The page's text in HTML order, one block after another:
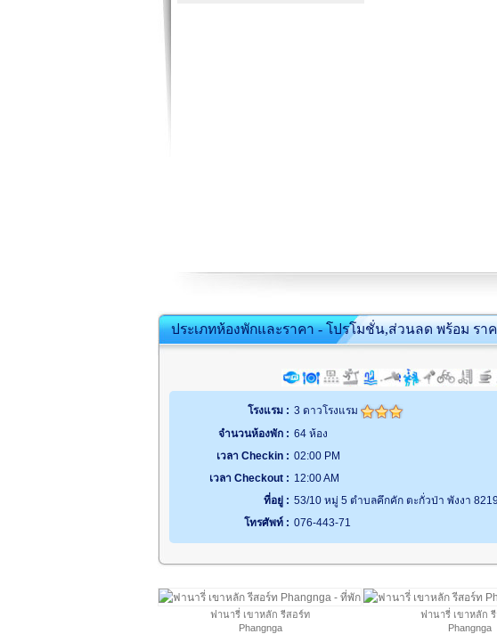
ประเภทห้องพักและราคา - โปรโมชั่น,ส่วนลด พร้อม รา
โรงแรม : 3 ดาวโรงแรม
จำนวนห้องพัก : 64 ห้อง
เวลา Checkin : 02:00 PM
เวลา Checkout : 12:00 AM
ที่อยู่ : 53/10 หมู่ 5 ตำบลคึกคัก ตะกั่วป่า พังงา
โทรศัพท์ : 076-443-71
ฟานารี่ เขาหลัก รีสอร์ท
Phangnga
ฟานารี่ เขาหลัก
Phangnga